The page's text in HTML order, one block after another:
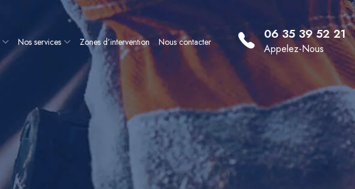
Nos services Zones d’intervention Nous contacter 06 35 39 52 21
Appelez-Nous